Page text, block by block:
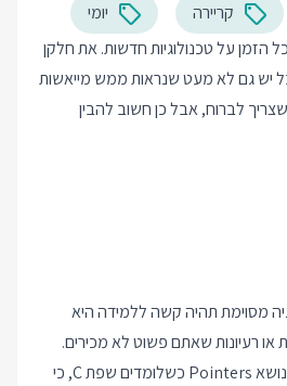
קריירה
יומי
הזמן על טכנולוגיות חדשות. את חלקן
יש גם לא מעט שנראות ממש מייאשות
לברוח, אבל כן חשוב להבין
מסוימת תהיה קשה ללמידה היא
רעיונות שאתם פשוט לא מכירים.
מתכנתים רבים מתקשים בנושא Pointers כשלומדים שפת C, כי